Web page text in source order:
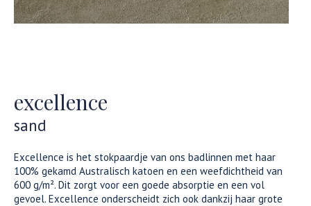
excellence
sand
Excellence is het stokpaardje van ons badlinnen met haar
100% gekamd Australisch katoen en een weefdichtheid van
600 g/m². Dit zorgt voor een goede absorptie en een vol
gevoel. Excellence onderscheidt zich ook dankzij haar grote